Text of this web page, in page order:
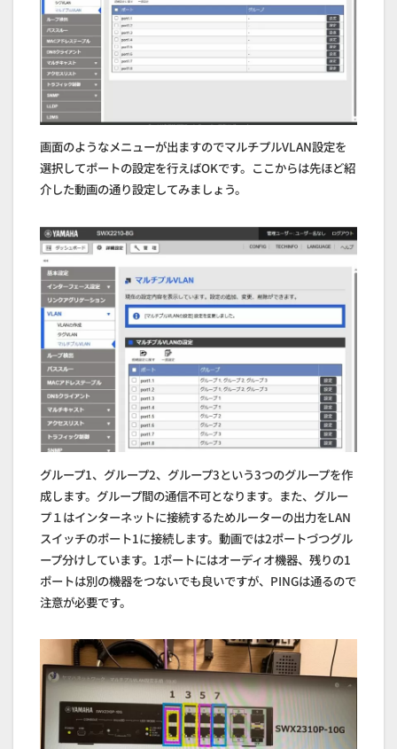
画面のようなメニューが出ますのでマルチプルVLAN設定を
選択してポートの設定を行えばOKです。ここからは先ほど紹
介した動画の通り設定してみましょう。
グループ1、グループ2、グループ3という3つのグループを作
成します。グループ間の通信不可となります。また、グルー
プ１はインターネットに接続するためルーターの出力をLAN
スイッチのポート1に接続します。動画では2ポートづつグル
ープ分けしています。1ポートにはオーディオ機器、残りの1
ポートは別の機器をつないでも良いですが、PINGは通るので
注意が必要です。